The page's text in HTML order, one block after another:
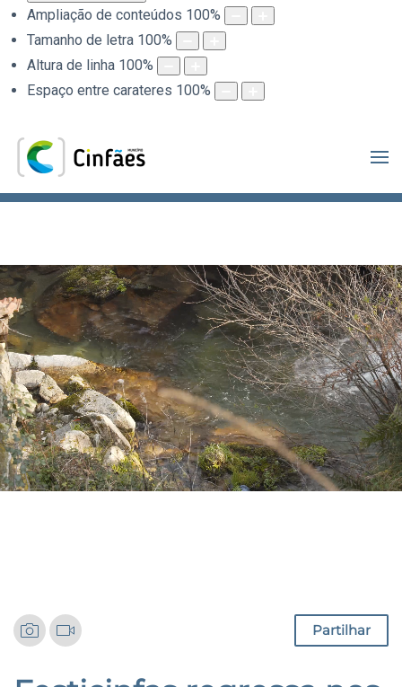
Ampliação de conteúdos 100%
Tamanho de letra 100%
Altura de linha 100%
Espaço entre carateres 100%
.
Partilhar